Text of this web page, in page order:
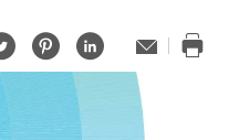
Partager
sur
Twitter
Partager
sur
Pinterest
Partager
sur
LinkedIn
Adresse
contact